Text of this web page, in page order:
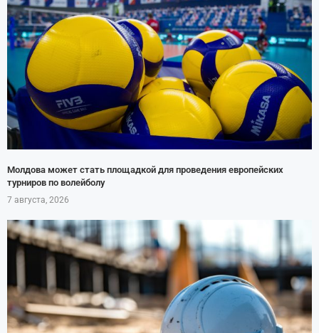
Молдова может стать площадкой для проведения европейских
турниров по волейболу
7 августа, 2026